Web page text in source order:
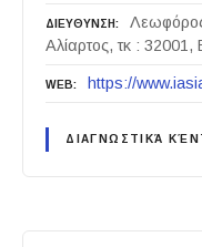
ΔΙΕΥΘΥΝΣΗ
Αλίαρτος, τκ : 32001,
WEB https://
ΔΙΑΓΝΩΣΤΙΚΆ